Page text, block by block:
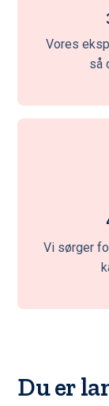
Vores
så
Vi sørger
Du er